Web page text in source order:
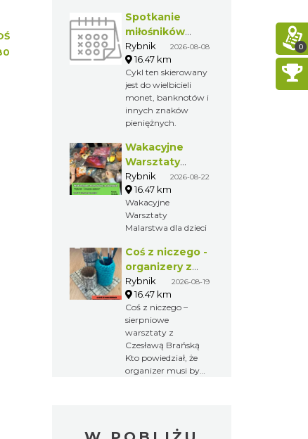
Rowerowy z
licznymi atrakcjami.
brzmieniu? A może
po prostu chcesz
spróbować czegoś
nowego i
odprężającego?
Zapraszamy na
wyjątkowy warsztat
gry na flecie
indiańskim –
i dostępny dla
każdego, nawet bez
doświadczenia
muzycznego.
Spotkanie
miłośników
numizmatów
Rybnik 2026-08-08
16.47 km
Cykl ten skierowany
jest do wielbicieli
monet, banknotów i
innych znaków
pieniężnych.
Wakacyjne
Warsztaty
Malarskie
"Rybnik -
miasto zieleni"
Rybnik 2026-08-22
16.47 km
Wakacyjne
Warsztaty
Malarstwa dla dzieci
Coś z niczego -
organizery z
tektury, z
makramy...
Rybnik 2026-08-19
16.47 km
Coś z niczego –
sierpniowe
warsztaty z
Czesławą Brańską
Kto powiedział, że
organizer musi być
niczego”, podczas
0